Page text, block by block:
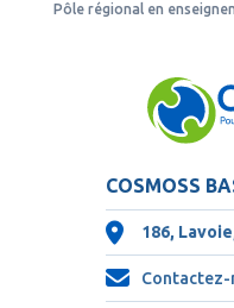
Pôle régional en
COSMOSS
186,
Contactez-